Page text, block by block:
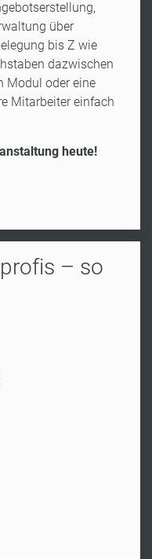
über
bis Z wie
dazwischen
Modul oder eine
Mitarbeiter einfach
heute!
– so